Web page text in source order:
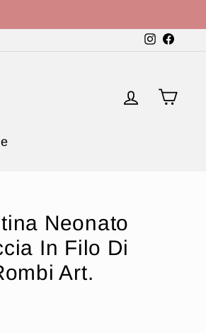
Instagram
Accedi
Neonato
In Filo Di
Art.